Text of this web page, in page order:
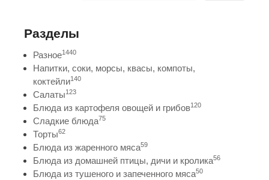
Разделы
Разное1440
Напитки, соки, морсы, квасы, компоты,
коктейли140
Салаты123
Блюда из картофеля овощей и грибов120
Сладкие блюда75
Торты62
Блюда из жаренного мяса59
Блюда из домашней птицы, дичи и кролика56
Блюда из тушеного и запеченного мяса50